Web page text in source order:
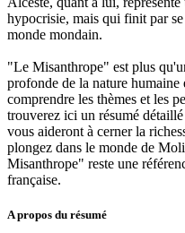
hypocrisie, mais qui finit par
monde mondain.
"Le Misanthrope" est plus
profonde de la nature humaine
comprendre les thèmes et les
trouverez ici un résumé
vous aideront à cerner la
plongez dans le monde de
Misanthrope" reste une
française.
A propos du résumé